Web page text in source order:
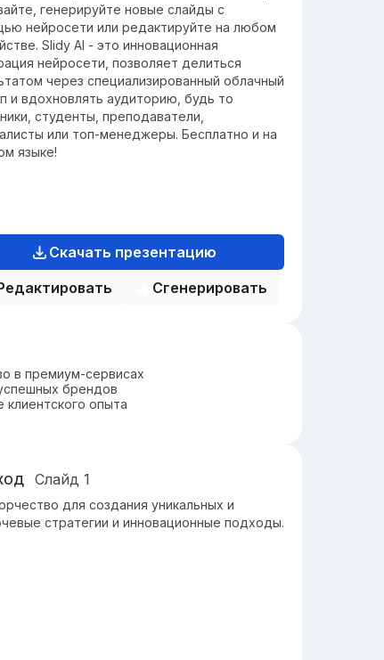
генерируйте новые слайды с
нейросети или редактируйте на любом
Slidy AI - это инновационная
нейросети, позволяет делиться
через специализированный облачный
и вдохновлять аудиторию, будь то
студенты, преподаватели,
или топ-менеджеры. Бесплатно и на
языке!
Скачать презентацию
Сгенерировать
в премиум-сервисах
брендов
клиентского опыта
Слайд 1
для создания уникальных и
стратегии и инновационные подходы.